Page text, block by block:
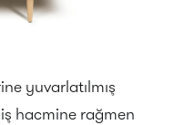
yuvarlatılmış
hacmine rağmen